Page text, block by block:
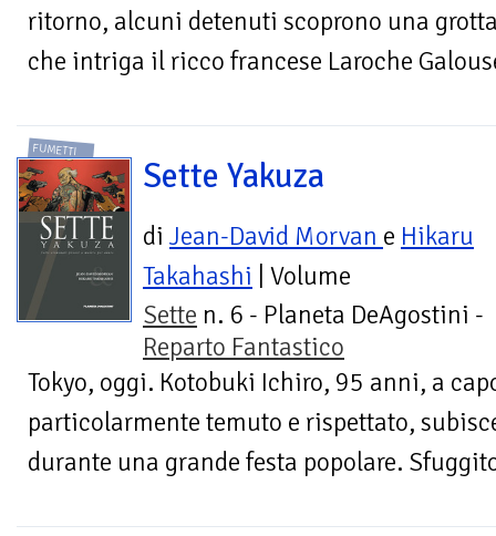
ritorno, alcuni detenuti scoprono una
che intriga il ricco francese Laroche
FUMETTI
Sette Yakuza
di Jean-David Morvan e Hikaru
Takahashi | Volume
Sette n. 6 - Planeta DeAgostini -
Reparto Fantastico
Tokyo, oggi. Kotobuki Ichiro, 95 anni, a
particolarmente temuto e rispettato,
durante una grande festa popolare.